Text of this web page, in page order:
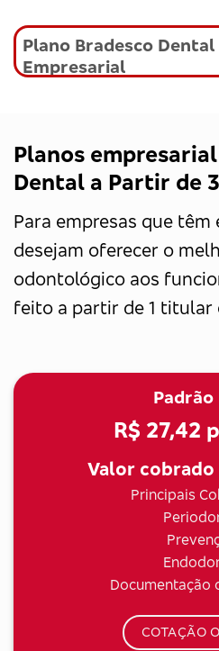
Plano Bradesco
Empresarial
Planos
Dental a Partir de
Para empresas que têm
desejam oferecer o
odontológico aos
feito a partir de 1 titular
Padrão
R$ 27,42
Valor cobrado
Principais
Documentação
COTAÇÃO